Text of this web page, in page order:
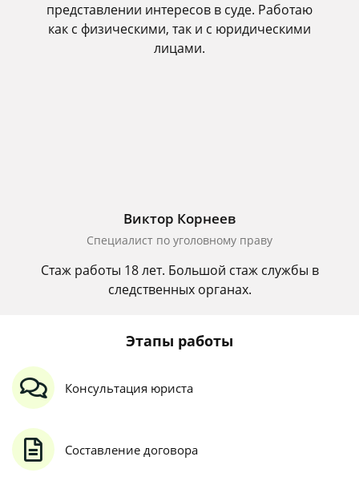
представлении интересов в суде. Работаю
как с физическими, так и с юридическими
лицами.
Виктор Корнеев
Cпециалист по уголовному праву
Стаж работы 18 лет. Большой стаж службы в
следственных органах.
Этапы работы
Консультация юриста
Составление договора